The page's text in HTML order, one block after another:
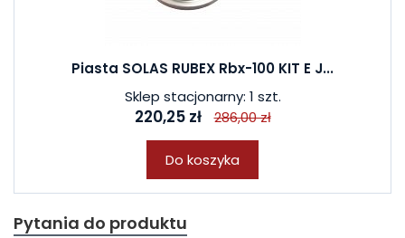
Piasta SOLAS RUBEX Rbx-100 KIT E J...
Sklep stacjonarny: 1 szt.
220,25 zł 286,00 zł
Do koszyka
Pytania do produktu